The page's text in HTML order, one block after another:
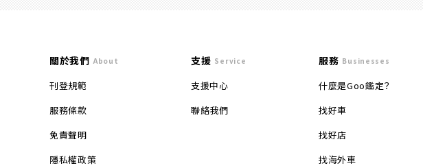
關於我們 About
刊登規範
服務條款
免責聲明
隱私權政策
支援 Service
支援中心
聯絡我們
服務 Businesses
什麼是Goo鑑定？
找好車
找好店
找海外車